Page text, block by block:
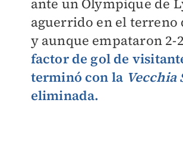
ante un Olympique de
aguerrido en el terreno
y aunque empataron 2-
factor de gol de
terminó con la Vecchia
eliminada.